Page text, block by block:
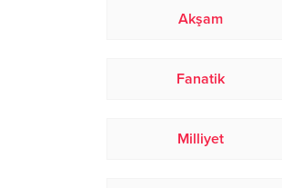
Akşam
Fanatik
Milliyet